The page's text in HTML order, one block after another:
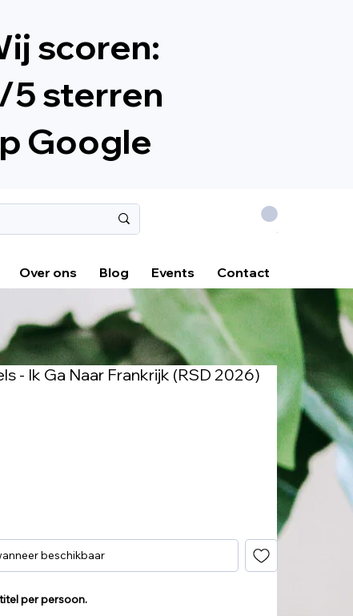
scoren:
5 sterren
Google
.
Over ons Blog Events Contact
- Ik Ga Naar Frankrijk (RSD 2026)
beschikbaar
per persoon.